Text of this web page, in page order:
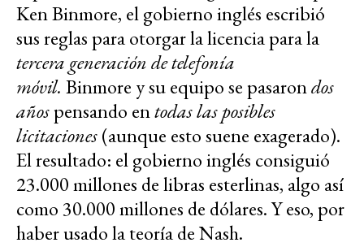
Ken Binmore, el gobierno inglés escribió
sus reglas para otorgar la licencia para la
tercera generación de telefonía
móvil. Binmore y su equipo se pasarondos
añospensando entodas las posibles
licitaciones(aunque esto suene exagerado).
El resultado: el gobierno inglés consiguió
23.000 millones de libras esterlinas, algo así
como 30.000 millones de dólares. Y eso, por
haber usado la teoría de Nash.